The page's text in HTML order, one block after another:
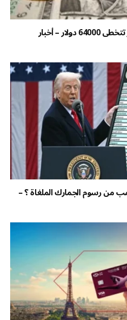
«بيتكوين» تتعافى.. الأسعار تتخطى 64000 دولار – أخبار
من رسوم الجمارك الملغاة ؟ –